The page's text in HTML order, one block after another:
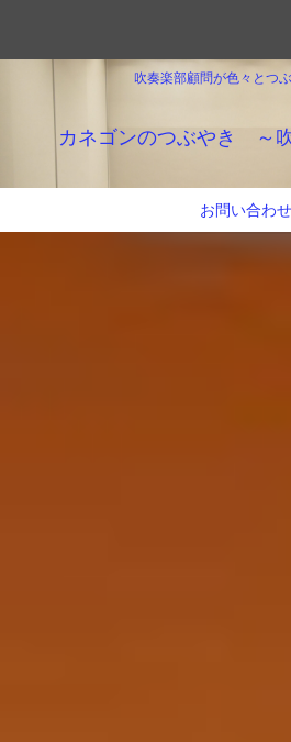
吹奏楽部顧問が色々とつぶ
カネゴンのつぶやき ～
お問い合わせ